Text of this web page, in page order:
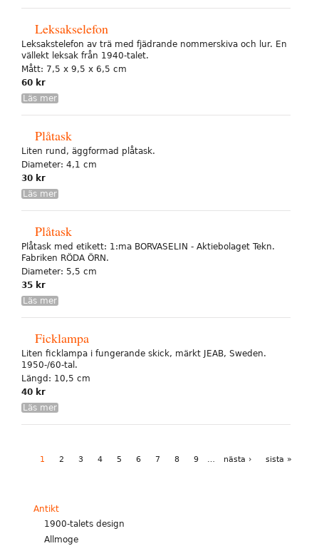
Leksakselefon
Leksakstelefon av trä med fjädrande nommerskiva och lur. En
vällekt leksak från 1940-talet.
Mått: 7,5 x 9,5 x 6,5 cm
60 kr
Läs mer
Plåtask
Liten rund, äggformad plåtask.
Diameter: 4,1 cm
30 kr
Läs mer
Plåtask
Plåtask med etikett: 1:ma BORVASELIN - Aktiebolaget Tekn.
Fabriken RÖDA ÖRN.
Diameter: 5,5 cm
35 kr
Läs mer
Ficklampa
Liten ficklampa i fungerande skick, märkt JEAB, Sweden.
1950-/60-tal.
Längd: 10,5 cm
40 kr
Läs mer
1 2 3 4 5 6 7 8 9 … nästa › sista »
Antikt
1900-talets design
Allmoge